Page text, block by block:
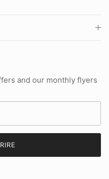
and our monthly flyers